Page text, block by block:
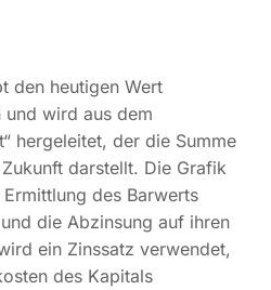
den heutigen Wert
und wird aus dem
hergeleitet, der die Summe
darstellt. Die Grafik
des Barwerts
die Abzinsung auf ihren
ein Zinssatz verwendet,
des Kapitals